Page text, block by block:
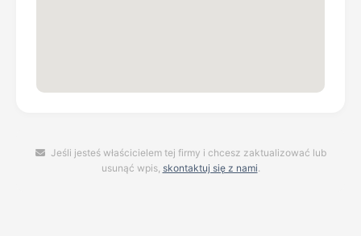
Jeśli jesteś właścicielem tej firmy i chcesz zaktualizować lub
usunąć wpis, skontaktuj się z nami.